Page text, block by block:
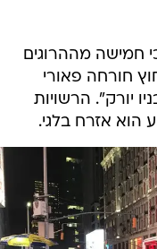
חמישה מההרוגים
חורחה פאורי
יורק". הרשויות
הוא אזרח בלגי.